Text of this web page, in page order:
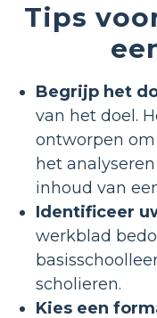
Tips
Begrijp het
van het doel.
ontworpen
het
inhoud van
Identificeer
werkblad
scholieren.
Kies een